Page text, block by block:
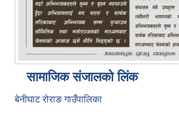
सामाजिक संजालको लिंक
बेनीघाट रोराङ गाउँपालिका